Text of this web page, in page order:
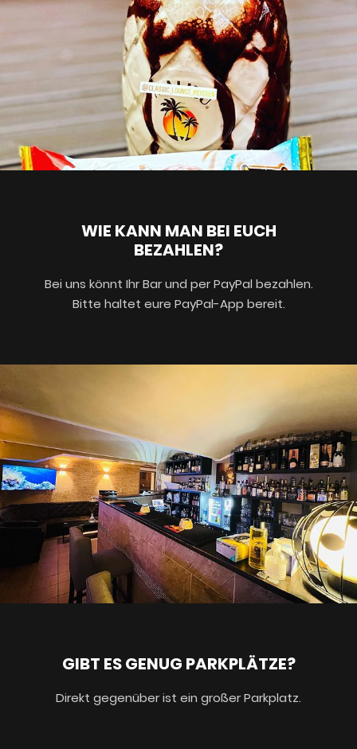
WIE KANN MAN BEI EUCH
BEZAHLEN?
Bei uns könnt Ihr Bar und per PayPal bezahlen.
Bitte haltet eure PayPal-App bereit.
GIBT ES GENUG PARKPLÄTZE?
Direkt gegenüber ist ein großer Parkplatz.